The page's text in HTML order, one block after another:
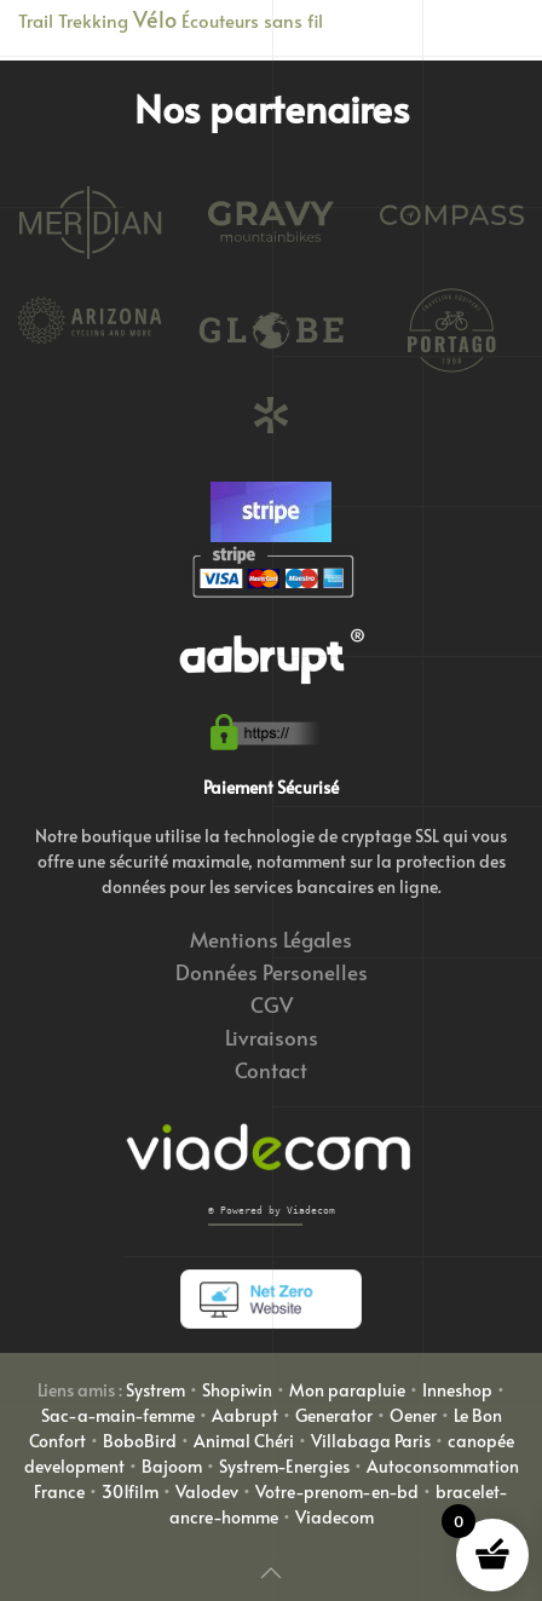
Trail Trekking Vélo Écouteurs sans fil
Nos partenaires
Paiement Sécurisé
Notre boutique utilise la technologie de cryptage SSL qui vous
offre une sécurité maximale, notamment sur la protection des
données pour les services bancaires en ligne.
Mentions Légales
Données Personelles
CGV
Livraisons
Contact
© Powered by Viadecom
Liens amis :Systrem• Shopiwin • Mon parapluie• Inneshop •
Sac-a-main-femme• Aabrupt• Generator• Oener• Le Bon
Confort• BoboBird • Animal Chéri • Villabaga Paris• canopée
development• Bajoom• Systrem-Energies• Autoconsommation
France • 301film • Valodev • Votre-prenom-en-bd • bracelet-
ancre-homme• Viadecom 0